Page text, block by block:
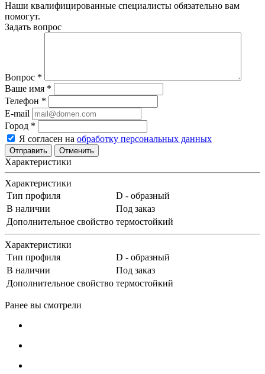
Наши квалифицированные специалисты обязательно вам
помогут.
Задать вопрос
Вопрос *
Ваше имя *
Телефон *
E-mail
Город *
Я согласен на обработку персональных данных
Отменить
Характеристики
Характеристики
Тип профиля
D - образный
В наличии
Под заказ
Дополнительное свойство термостойкий
Характеристики
Тип профиля
D - образный
В наличии
Под заказ
Дополнительное свойство термостойкий
Ранее вы смотрели